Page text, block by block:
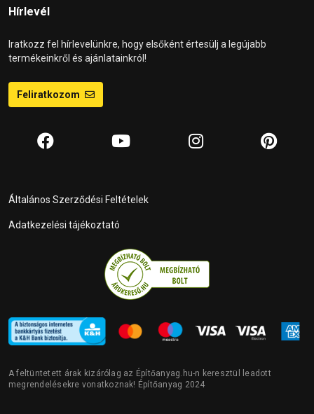
Hírlevél
Iratkozz fel hírlevelünkre, hogy elsőként értesülj a legújabb
termékeinkről és ajánlatainkról!
Feliratkozom
Általános Szerződési Feltételek
Adatkezelési tájékoztató
A feltüntetett árak kizárólag az Építőanyag.hu-n keresztül leadott
megrendelésekre vonatkoznak! Építőanyag 2024